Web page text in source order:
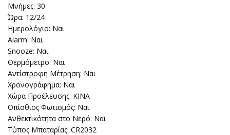
Μνήμες: 30
Ώρα: 12/24
Ημερολόγιο: Ναι
Alarm: Ναι
Snooze: Ναι
Θερμόμετρο: Ναι
Αντίστροφη Μέτρηση: Ναι
Χρονογράφημα: Ναι
Χώρα Προέλευσης: ΚΙΝΑ
Οπίσθιος Φωτισμός: Ναι
Ανθεκτικότητα στο Νερό: Ναι
Τύπος Μπαταρίας: CR2032